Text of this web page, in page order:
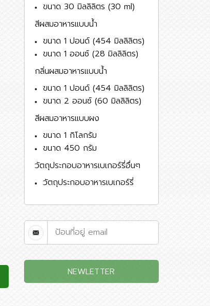
ขนาด 30 มิลลิลิตร (30 ml)
สีผสมอาหารแบบน้ำ
ขนาด 1 ปอนด์ (454 มิลลิลิตร)
ขนาด 1 ออนซ์ (28 มิลลิลิตร)
กลิ่นผสมอาหารแบบน้ำ
ขนาด 1 ปอนด์ (454 มิลลิลิตร)
ขนาด 2 ออนซ์ (60 มิลลิลิตร)
สีผสมอาหารแบบผง
ขนาด 1 กิโลกรัม
ขนาด 450 กรัม
วัตถุประกอบอาหารเบเกอร์รี่อื่นๆ
วัตถุประกอบอาหารเบเกอร์รี่
NEWLETTER